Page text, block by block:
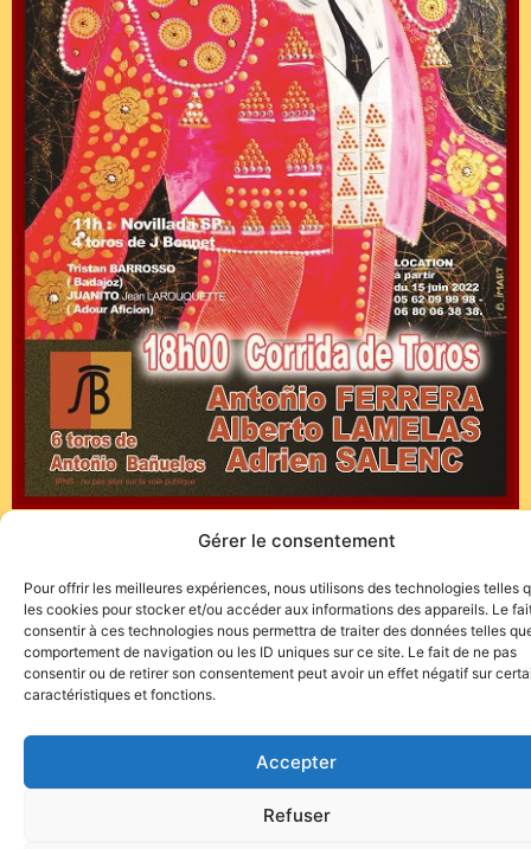
Gérer le consentement
Pour offrir les meilleures expériences, nous utilisons des technologies telles
les cookies pour stocker et/ou accéder aux informations des appareils. Le
consentir à ces technologies nous permettra de traiter des données telles
comportement de navigation ou les ID uniques sur ce site. Le fait de ne pas
consentir ou de retirer son consentement peut avoir un effet négatif sur
caractéristiques et fonctions.
Accepter
Refuser
(Communiqué)
Site de l'association TOROFIESTA